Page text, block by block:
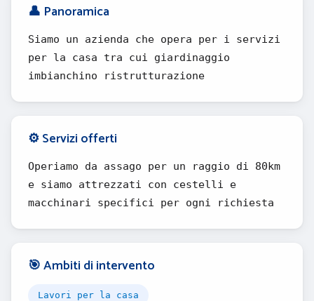
👤 Panoramica
Siamo un azienda che opera per i servizi
per la casa tra cui giardinaggio
imbianchino ristrutturazione
⚙️ Servizi offerti
Operiamo da assago per un raggio di 80km
e siamo attrezzati con cestelli e
macchinari specifici per ogni richiesta
🎯 Ambiti di intervento
Lavori per la casa